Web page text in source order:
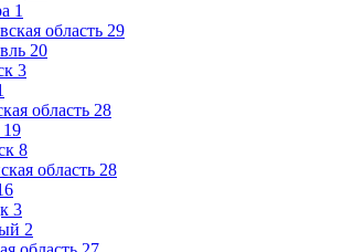
1
область 29
20
3
область 28
19
8
область 28
3
2